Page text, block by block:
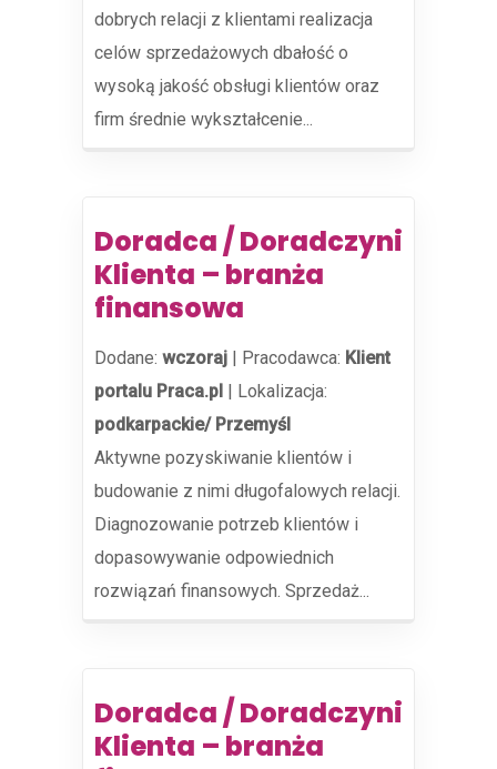
dobrych relacji z klientami realizacja
celów sprzedażowych dbałość o
wysoką jakość obsługi klientów oraz
firm średnie wykształcenie...
Doradca / Doradczyni
Klienta – branża
finansowa
Dodane: wczoraj | Pracodawca: Klient
portalu Praca.pl | Lokalizacja:
podkarpackie/ Przemyśl
Aktywne pozyskiwanie klientów i
budowanie z nimi długofalowych relacji.
Diagnozowanie potrzeb klientów i
dopasowywanie odpowiednich
rozwiązań finansowych. Sprzedaż...
Doradca / Doradczyni
Klienta – branża